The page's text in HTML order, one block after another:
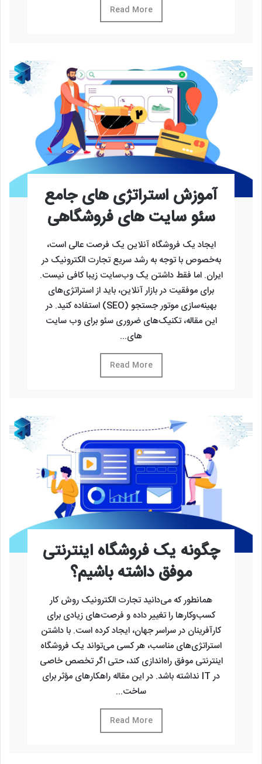
Read More
آموزش استراتژی های جامع
سئو سایت های فروشگاهی
ایجاد یک فروشگاه آنلاین یک فرصت عالی است،
به‌خصوص با توجه به رشد سریع تجارت الکترونیک در
ایران. اما فقط داشتن یک وب‌سایت زیبا کافی نیست.
برای موفقیت در بازار آنلاین، باید از استراتژی‌های
بهینه‌سازی موتور جستجو (SEO) استفاده کنید. در
این مقاله، تکنیک‌های ضروری سئو برای وب سایت
های...
Read More
چگونه یک فروشگاه اینترنتی
موفق داشته باشیم؟
همانطور که می‌دانید تجارت الکترونیک روش کار
کسب‌وکارها را تغییر داده و فرصت‌های زیادی برای
کارآفرینان در سراسر جهان، ایجاد کرده است. با داشتن
استراتژی‌های مناسب، هر کسی می‌تواند یک فروشگاه
اینترنتی موفق راه‌اندازی کند، حتی اگر تخصص خاصی
در IT نداشته باشد. در این مقاله راهکارهای مؤثر برای
ساخت...
Read More